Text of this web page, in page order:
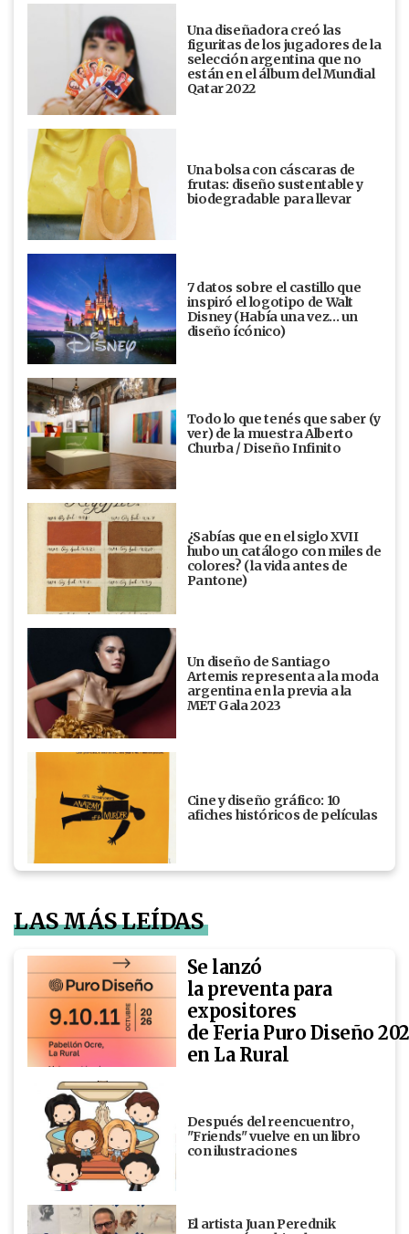
Una diseñadora creó las
figuritas de los jugadores de la
selección argentina que no
están en el álbum del Mundial
Qatar 2022
Una bolsa con cáscaras de
frutas: diseño sustentable y
biodegradable para llevar
7 datos sobre el castillo que
inspiró el logotipo de Walt
Disney (Había una vez... un
diseño ícónico)
Todo lo que tenés que saber (y
ver) de la muestra Alberto
Churba / Diseño Infinito
¿Sabías que en el siglo XVII
hubo un catálogo con miles de
colores? (la vida antes de
Pantone)
Un diseño de Santiago
Artemis representa a la moda
argentina en la previa a la
MET Gala 2023
Cine y diseño gráfico: 10
afiches históricos de películas
LAS MÁS LEÍDAS
Se lanzó
la preventa para
expositores
de Feria Puro Diseño
en La Rural
Después del reencuentro,
"Friends" vuelve en un libro
con ilustraciones
El artista Juan Perednik